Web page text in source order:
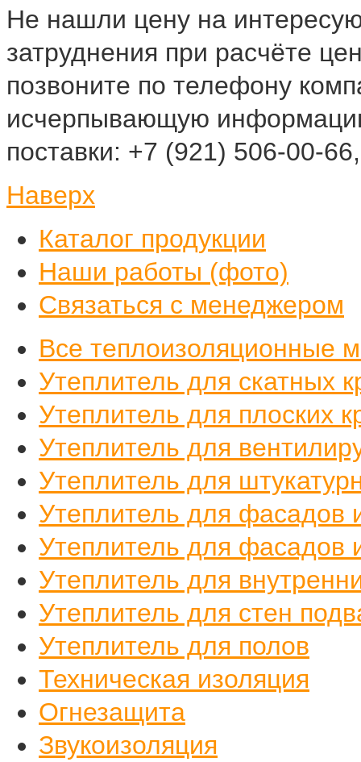
Не нашли цену на
затруднения при расчёте
позвоните по телефону
исчерпывающую
поставки: +7 (921) 506-00-
Наверх
Каталог продукции
Наши работы (фото)
Связаться с менеджером
Все теплоизоляционные
Утеплитель для скатных
Утеплитель для плоских
Утеплитель для
Утеплитель для
Утеплитель для фасадов
Утеплитель для фасадов
Утеплитель для
Утеплитель для стен
Утеплитель для полов
Техническая изоляция
Огнезащита
Звукоизоляция